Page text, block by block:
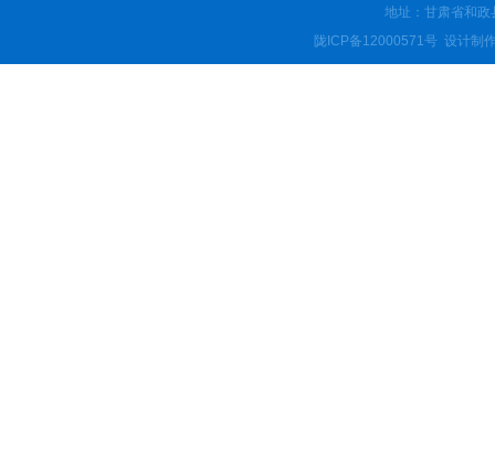
地址：甘肃省和
陇ICP备12000571号 设计制